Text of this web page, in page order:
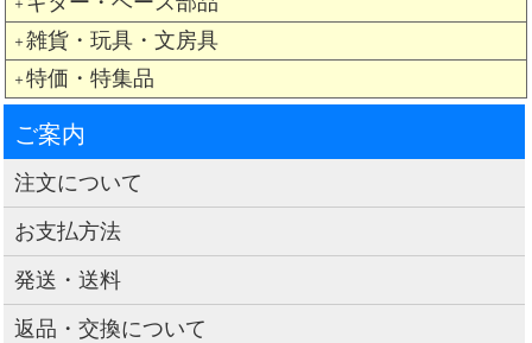
＋ 雑貨・玩具・文房具
＋ 特価・特集品
ご案内
注文について
お支払方法
発送・送料
返品・交換について